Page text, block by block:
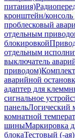
питания)
кронштейн/
проблесковый
отдельным
блокировкой
отдельным
выключатель
приводом)
аварийной
адаптер для
сигнальное
панельЛогический
комнатной
шиныМаркировка
блокаТестовый (-